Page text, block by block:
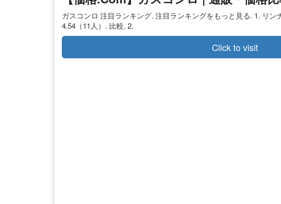
ガスコンロ 注目ランキング. 注目ランキングをもっと見る. 1. リン
4.54（11人）. 比較. 2.
Click to visit